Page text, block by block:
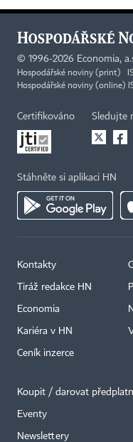
© 1996-2026 Economia,
Hospodářské noviny (print)
Hospodářské noviny (online)
Certifikováno Sledujte
Stáhněte si aplikaci HN
Kontakty
Tiráž redakce HN
Economia
Kariéra v HN
Ceník inzerce
Koupit / darovat
Eventy
Newslettery